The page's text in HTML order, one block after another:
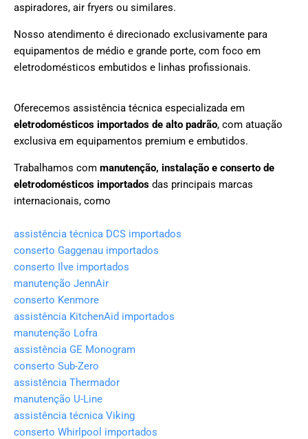
aspiradores, air fryers ou similares.
Nosso atendimento é direcionado exclusivamente para
equipamentos de médio e grande porte, com foco em
eletrodomésticos embutidos e linhas profissionais.
Oferecemos assistência técnica especializada em
eletrodomésticos importados de alto padrão, com atuação
exclusiva em equipamentos premium e embutidos.
Trabalhamos com manutenção, instalação e conserto de
eletrodomésticos importados das principais marcas
internacionais, como
assistência técnica DCS importados
conserto Gaggenau importados
conserto Ilve importados
manutenção JennAir
conserto Kenmore
assistência KitchenAid importados
manutenção Lofra
assistência GE Monogram
conserto Sub-Zero
assistência Thermador
manutenção U-Line
assistência técnica Viking
conserto Whirlpool importados